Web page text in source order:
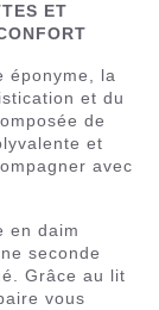
ET
éponyme, la
et du
de
et
avec
en daim
seconde
Grâce au lit
vous